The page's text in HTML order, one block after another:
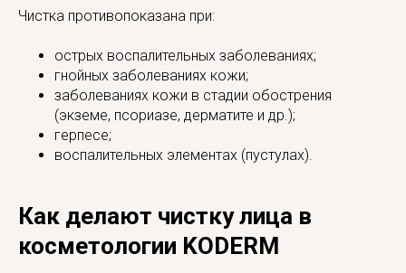
Чистка противопоказана при:
острых воспалительных заболеваниях;
гнойных заболеваниях кожи;
заболеваниях кожи в стадии обострения
(экземе, псориазе, дерматите и др.);
герпесе;
воспалительных элементах (пустулах).
Как делают чистку лица в
косметологии KODERM